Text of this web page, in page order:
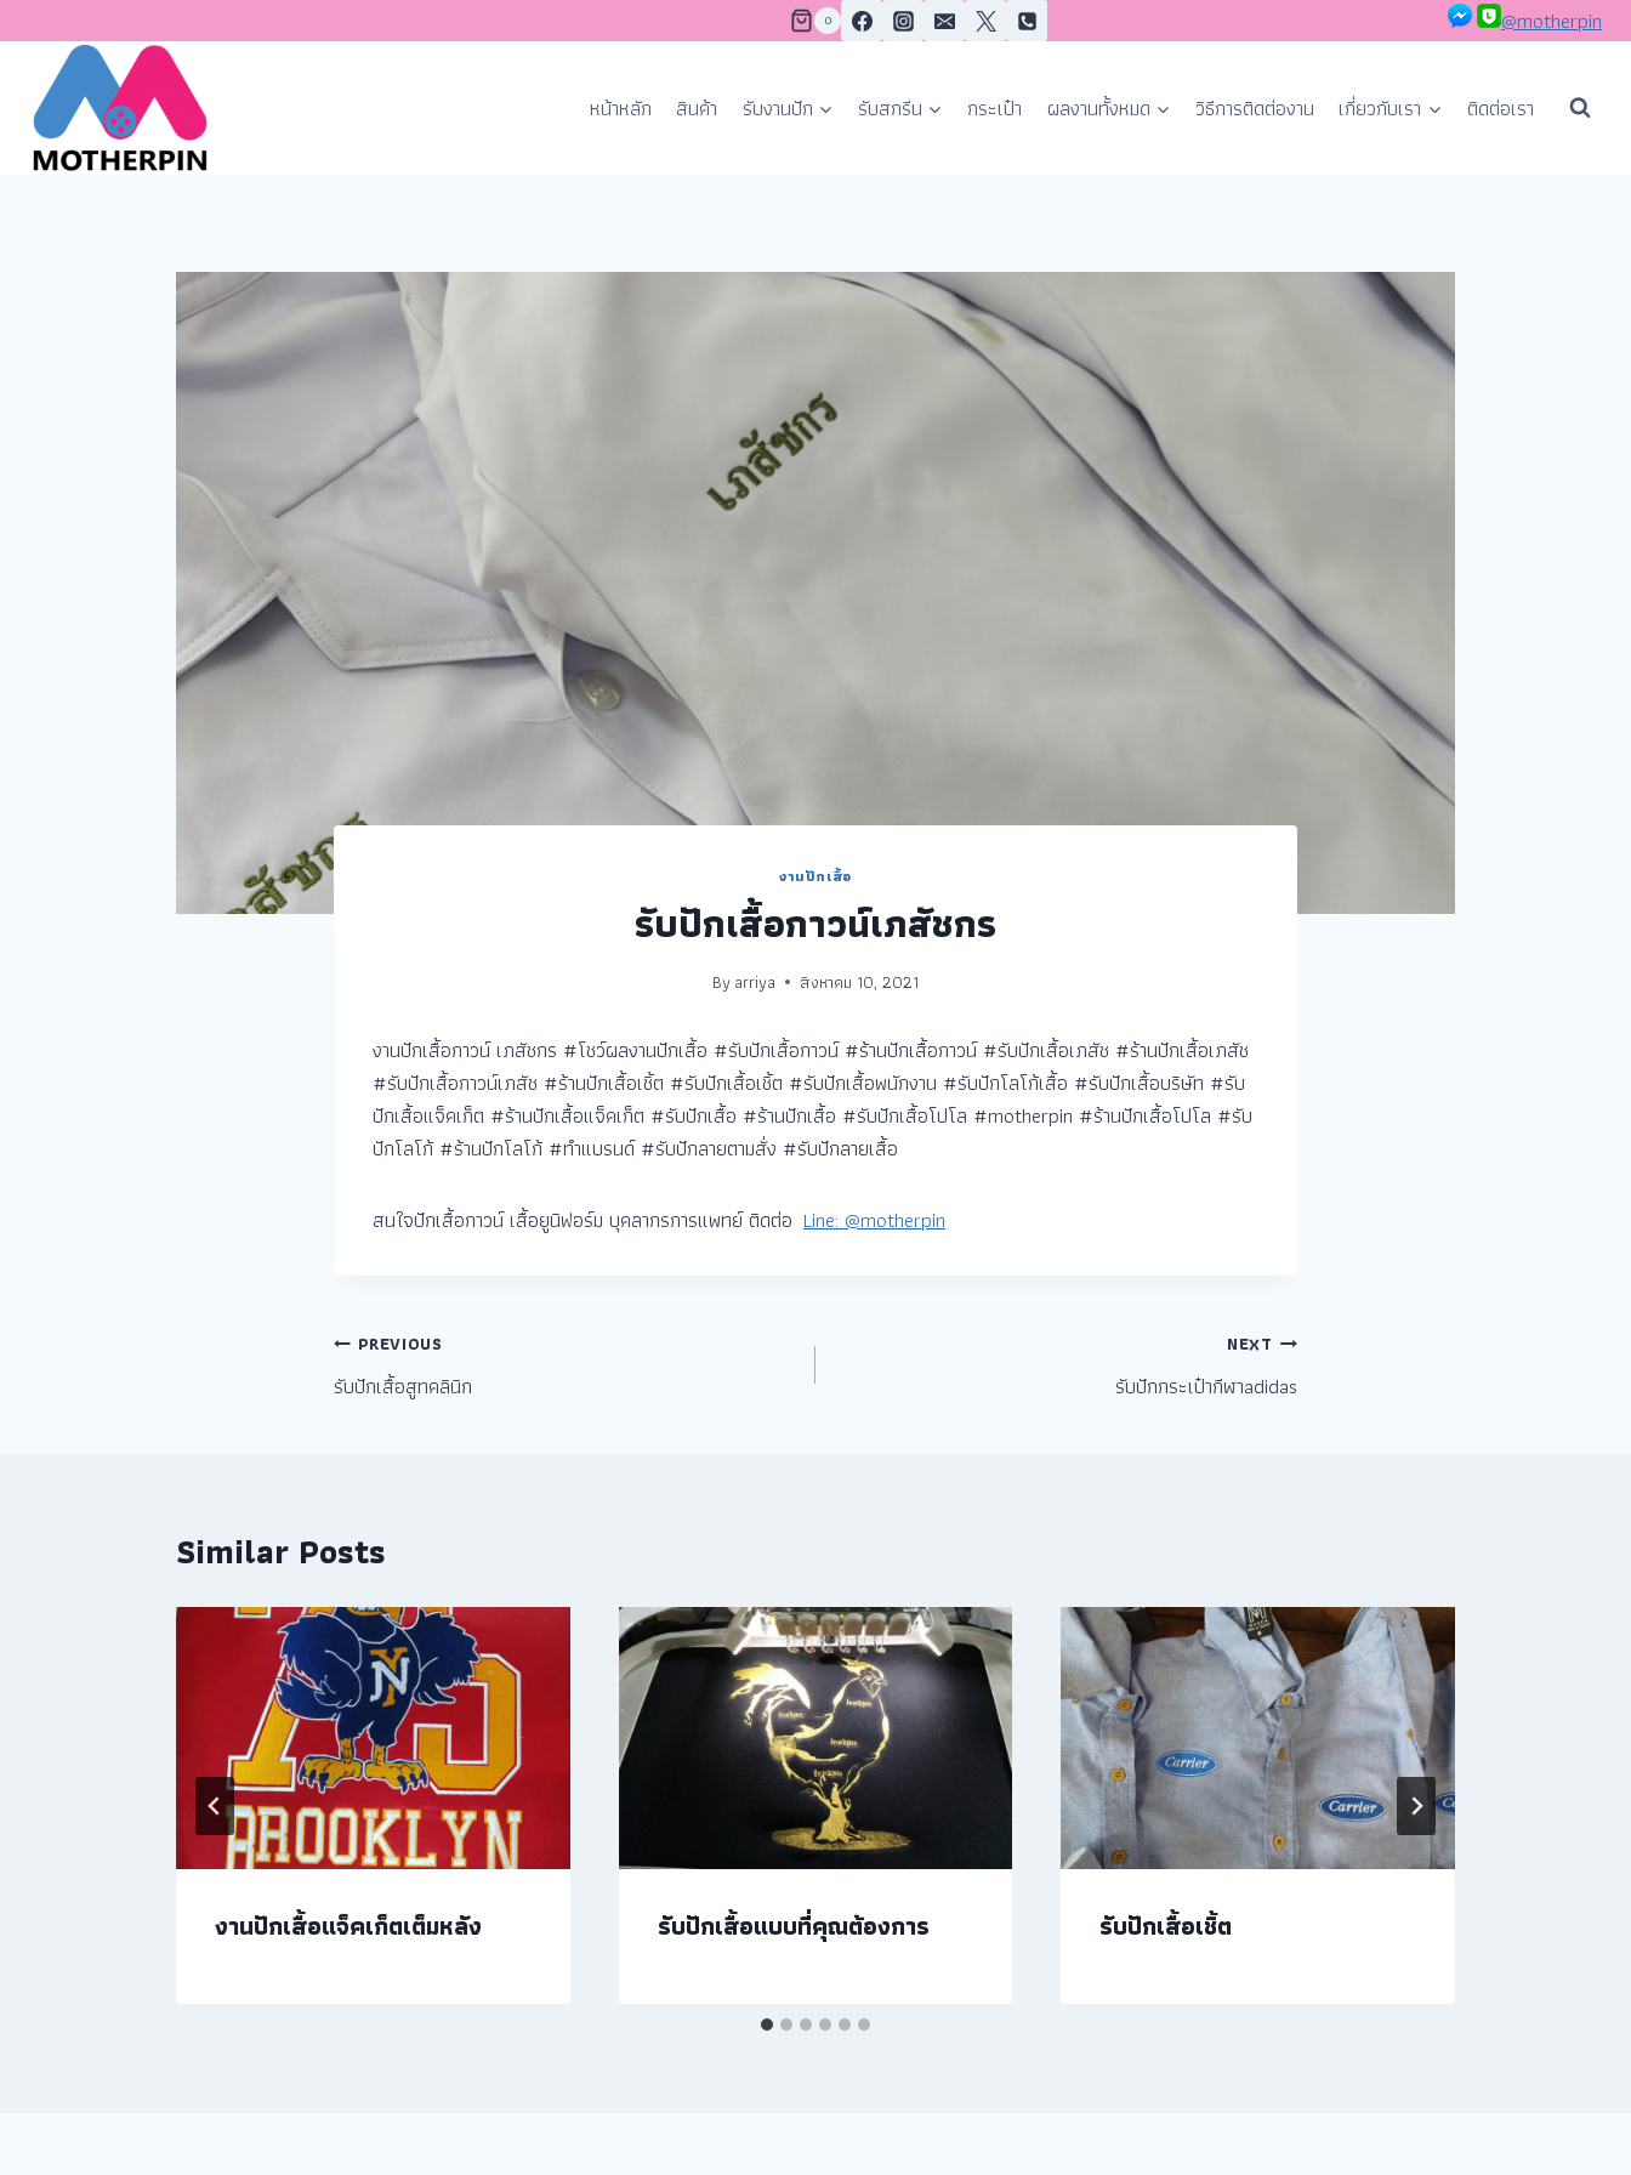
0 @motherpin
หน้าหลัก สินค้า รับงานปัก รับสกรีน กระเป๋า ผลงานทั้งหมด วิธีการติดต่องาน เกี่ยวกับเรา ติดต่อเรา
งานปักเสื้อ
รับปักเสื้อกาวน์เภสัชกร
Byarriya สิงหาคม 10, 2021
งานปักเสื้อกาวน์ เภสัชกร #โชว์ผลงานปักเสื้อ #รับปักเสื้อกาวน์ #ร้านปักเสื้อกาวน์ #รับปักเสื้อเภสัช #ร้านปักเสื้อเภสัช
#รับปักเสื้อกาวน์เภสัช #ร้านปักเสื้อเชิ้ต #รับปักเสื้อเชิ้ต #รับปักเสื้อพนักงาน #รับปักโลโก้เสื้อ #รับปักเสื้อบริษัท #รับ
ปักเสื้อแจ็คเก็ต #ร้านปักเสื้อแจ็คเก็ต #รับปักเสื้อ #ร้านปักเสื้อ #รับปักเสื้อโปโล #motherpin #ร้านปักเสื้อโปโล #รับ
ปักโลโก้ #ร้านปักโลโก้ #ทำแบรนด์ #รับปักลายตามสั่ง #รับปักลายเสื้อ
สนใจปักเสื้อกาวน์ เสื้อยูนิฟอร์ม บุคลากรการแพทย์ ติดต่อ Line: @motherpin
PREVIOUS
รับปักเสื้อสูทคลินิก
NEXT
รับปักกระเป๋ากีฬาadidas
Similar Posts
งานปักเสื้อแจ็คเก็ตเต็มหลัง รับปักเสื้อแบบที่คุณต้องการ รับปักเสื้อเชิ้ต